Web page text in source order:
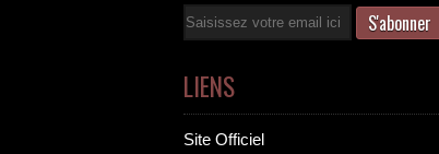
Email
LIENS
Site Officiel